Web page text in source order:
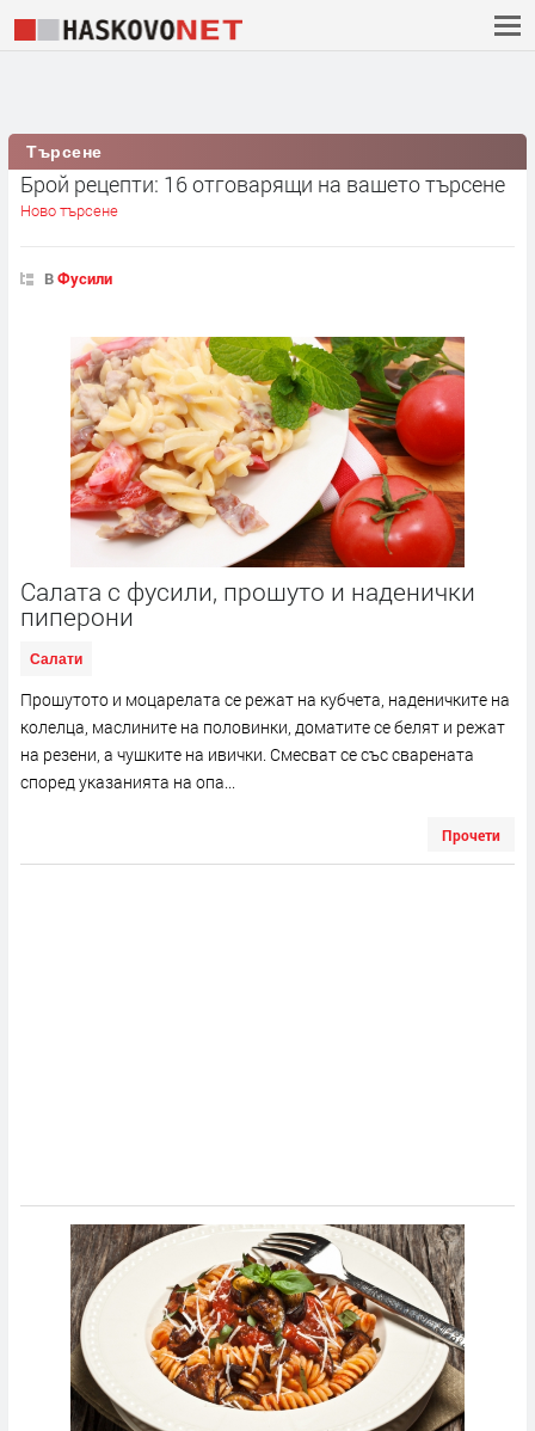
Търсене
Брой рецепти: 16 отговарящи на вашето търсене
Ново търсене
ВФусили
Салата с фусили, прошуто и наденички
пиперони
Салати
Прошутото и моцарелата се режат на кубчета, наденичките на
колелца, маслините на половинки, доматите се белят и режат
на резени, а чушките на ивички. Смесват се със сварената
според указанията на опа...
Прочети